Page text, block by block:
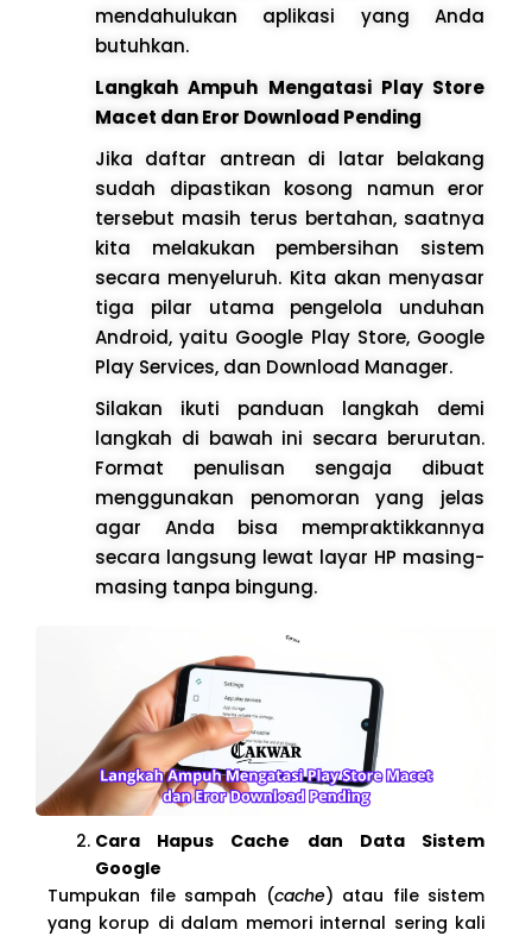
mendahulukan aplikasi yang Anda
butuhkan.
Langkah Ampuh Mengatasi Play Store
Macet dan Eror Download Pending
Jika daftar antrean di latar belakang
sudah dipastikan kosong namun eror
tersebut masih terus bertahan, saatnya
kita melakukan pembersihan sistem
secara menyeluruh. Kita akan menyasar
tiga pilar utama pengelola unduhan
Android, yaitu Google Play Store, Google
Play Services, dan Download Manager.
Silakan ikuti panduan langkah demi
langkah di bawah ini secara berurutan.
Format penulisan sengaja dibuat
menggunakan penomoran yang jelas
agar Anda bisa mempraktikkannya
secara langsung lewat layar HP masing-
masing tanpa bingung.
Cara Hapus Cache dan Data Sistem
Google
Tumpukan file sampah (cache) atau file sistem
yang korup di dalam memori internal sering kali